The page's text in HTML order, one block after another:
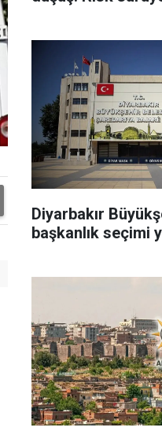
Diyarbakır
başkanlık seçimi